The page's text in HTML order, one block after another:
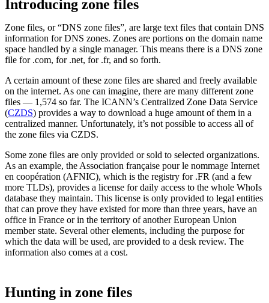
Introducing zone files
Zone files, or “DNS zone files”, are large text files that contain DNS
information for DNS zones. Zones are portions on the domain name
space handled by a single manager. This means there is a DNS zone
file for .com, for .net, for .fr, and so forth.
A certain amount of these zone files are shared and freely available
on the internet. As one can imagine, there are many different zone
files — 1,574 so far. The ICANN’s Centralized Zone Data Service
(CZDS) provides a way to download a huge amount of them in a
centralized manner. Unfortunately, it’s not possible to access all of
the zone files via CZDS.
Some zone files are only provided or sold to selected organizations.
As an example, the Association française pour le nommage Internet
en coopération (AFNIC), which is the registry for .FR (and a few
more TLDs), provides a license for daily access to the whole WhoIs
database they maintain. This license is only provided to legal entities
that can prove they have existed for more than three years, have an
office in France or in the territory of another European Union
member state. Several other elements, including the purpose for
which the data will be used, are provided to a desk review. The
information also comes at a cost.
Hunting in zone files